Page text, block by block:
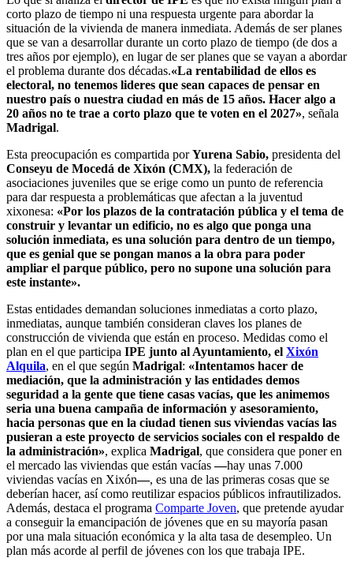
corto plazo de tiempo ni una respuesta urgente para abordar la
situación de la vivienda de manera inmediata. Además de ser planes
que se van a desarrollar durante un corto plazo de tiempo (de dos a
tres años por ejemplo), en lugar de ser planes que se vayan a abordar
el problema durante dos décadas.«La rentabilidad de ellos es
electoral, no tenemos lideres que sean capaces de pensar en
nuestro país o nuestra ciudad en más de 15 años. Hacer algo a
20 años no te trae a corto plazo que te voten en el 2027», señala
Madrigal.
Esta preocupación es compartida porYurena Sabio, presidenta del
Conseyu de Mocedá de Xixón (CMX), la federación de
asociaciones juveniles que se erige como un punto de referencia
para dar respuesta a problemáticas que afectan a la juventud
xixonesa: «Por los plazos de la contratación pública y el tema de
construir y levantar un edificio, no es algo que ponga una
solución inmediata, es una solución para dentro de un tiempo,
que es genial que se pongan manos a la obra para poder
ampliar el parque público, pero no supone una solución para
este instante».
Estas entidades demandan soluciones inmediatas a corto plazo,
inmediatas, aunque también consideran claves los planes de
construcción de vivienda que están en proceso. Medidas como el
plan en el que participa IPE junto al Ayuntamiento, el Xixón
Alquila, en el que según Madrigal: «Intentamos hacer de
mediación, que la administración y las entidades demos
seguridad a la gente que tiene casas vacías, que les animemos
seria una buena campaña de información y asesoramiento,
hacia personas que en la ciudad tienen sus viviendas vacías las
pusieran a este proyecto de servicios sociales con el respaldo de
la administración», explica Madrigal, que considera que poner en
el mercado las viviendas que están vacías—hay unas 7.000
viviendas vacías en Xixón—, es una de las primeras cosas que se
deberían hacer, así como reutilizar espacios públicos infrautilizados.
Además, destaca el programa Comparte Joven, que pretende ayudar
a conseguir la emancipación de jóvenes que en su mayoría pasan
por una mala situación económica y la alta tasa de desempleo. Un
plan más acorde al perfil de jóvenes con los que trabaja IPE.